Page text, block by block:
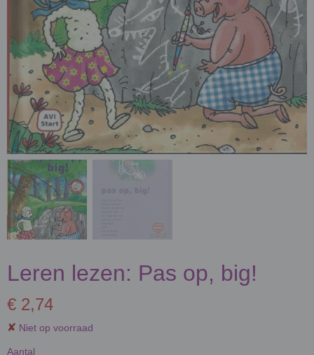
Leren lezen: Pas op, big!
€ 2,74
✘ Niet op voorraad
Aantal